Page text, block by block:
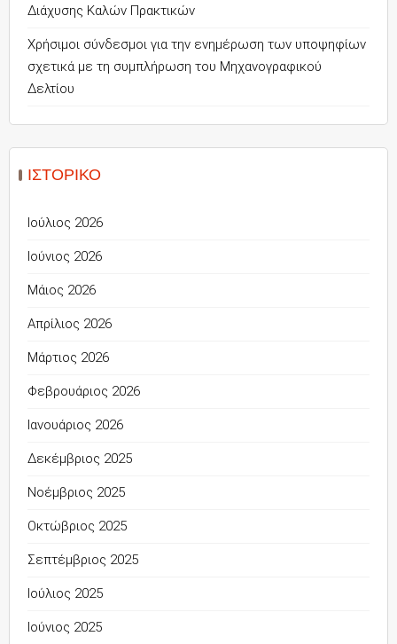
Διάχυσης Καλών Πρακτικών
Χρήσιμοι σύνδεσμοι για την ενημέρωση των υποψηφίων
σχετικά με τη συμπλήρωση του Μηχανογραφικού
Δελτίου
ΙΣΤΟΡΙΚΌ
Ιούλιος 2026
Ιούνιος 2026
Μάιος 2026
Απρίλιος 2026
Μάρτιος 2026
Φεβρουάριος 2026
Ιανουάριος 2026
Δεκέμβριος 2025
Νοέμβριος 2025
Οκτώβριος 2025
Σεπτέμβριος 2025
Ιούλιος 2025
Ιούνιος 2025